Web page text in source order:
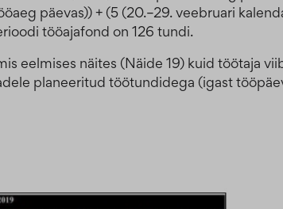
päevas)) + (5 (20.–29. veebruari
tööajafond on 126 tundi.
eelmises näites (Näide 19) kuid töötaja
planeeritud töötundidega (igast